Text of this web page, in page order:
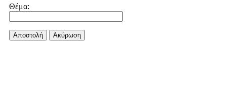
Θέμα:
Αποστολή Aκύρωση